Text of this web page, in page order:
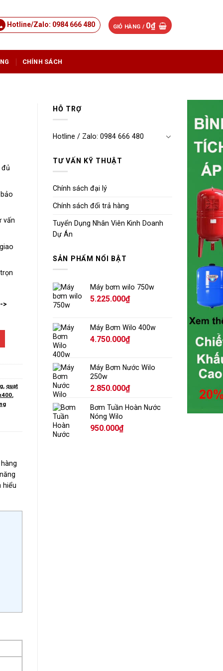
Hotline/Zalo: 0984 666 480 GIỎ HÀNG / 0₫
CHÍNH SÁCH
HỖ TRỢ
Hotline / Zalo: 0984 666 480
TƯ VẤN KỸ THUẬT
Chính sách đại lý
Chính sách đổi trả hàng
Tuyển Dụng Nhân Viên Kinh Doanh
Dự Án
SẢN PHẨM NỔI BẬT
Máy bơm wilo 750w
5.225.000₫
Máy Bơm Wilo 400w
4.750.000₫
Máy Bơm Nước Wilo
250w
2.850.000₫
Bơm Tuần Hoàn Nước
Nóng Wilo
950.000₫
đủ
vấn
>
, quạt
,
hiểu